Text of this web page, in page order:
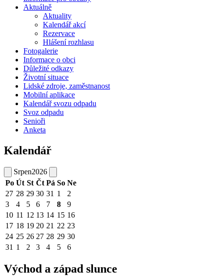
Aktuálně
Aktuality
Kalendář akcí
Rezervace
Hlášení rozhlasu
Fotogalerie
Informace o obci
Důležité odkazy
Životní situace
Lidské zdroje, zaměstnanost
Mobilní aplikace
Kalendář svozu odpadu
Svoz odpadu
Senioři
Anketa
Kalendář
Srpen2026
Po Út St Čt Pá So Ne
27 28 29 30 31 1
2
3
4 5 6 7 8
9
10 11 12 13 14 15 16
17 18 19 20 21 22 23
24 25 26 27 28 29 30
31 1 2 3 4 5 6
Východ a západ slunce